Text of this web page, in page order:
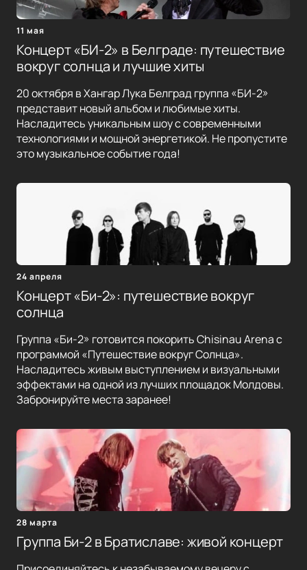
11 мая
Концерт «БИ-2» в Белграде: путешествие
вокруг солнца и лучшие хиты
20 октября в Хангар Лука Белград группа «БИ-2»
представит новый альбом и любимые хиты.
Насладитесь уникальным шоу с современными
технологиями и мощной энергетикой. Не пропустите
это музыкальное событие года!
24 апреля
Концерт «Би-2»: путешествие вокруг
солнца
Группа «Би-2» готовится покорить Chisinau Arena с
программой «Путешествие вокруг Солнца».
Насладитесь живым выступлением и визуальными
эффектами на одной из лучших площадок Молдовы.
Забронируйте места заранее!
28 марта
Группа Би-2 в Братиславе: живой концерт